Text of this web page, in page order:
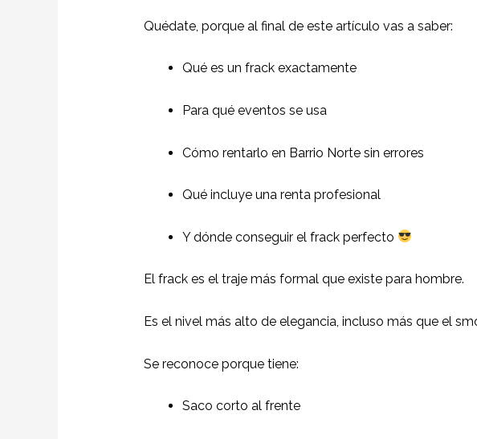
Quédate, porque al final de este artículo vas a saber:
Qué es un frack exactamente
Para qué eventos se usa
Cómo rentarlo en Barrio Norte sin errores
Qué incluye una renta profesional
Y dónde conseguir el frack perfecto
El frack es el traje más formal que existe para hombre.
Es el nivel más alto de elegancia, incluso más que el
Se reconoce porque tiene:
Saco corto al frente